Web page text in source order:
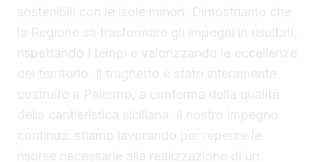
sostenibili con le isole minori. Dimostriamo che
la Regione sa trasformare gli impegni in risultati,
rispettando i tempi e valorizzando le eccellenze
del territorio. Il traghetto è stato interamente
costruito a Palermo, a conferma della qualità
della cantieristica siciliana. Il nostro impegno
continua: stiamo lavorando per reperire le
risorse necessarie alla realizzazione di un